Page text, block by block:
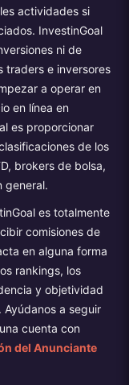
actividades si
InvestinGoal
ni de
traders e inversores
a operar en
en línea en
es proporcionar
de los
brokers de bolsa,
general.
es totalmente
comisiones de
en alguna forma
rankings, los
y objetividad
a seguir
cuenta con
del Anunciante